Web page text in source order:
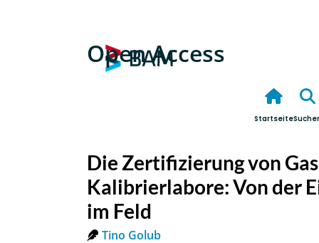
Open Access
Startseite
Die Zertifizierung von
Kalibrierlabore: Von der
im Feld
Tino Golub